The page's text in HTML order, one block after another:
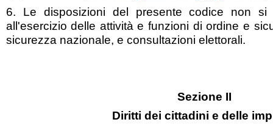
6. Le disposizioni del presente codice non si
all'esercizio delle attività e funzioni di ordine e
sicurezza nazionale, e consultazioni elettorali.
Sezione II
Diritti dei cittadini e delle